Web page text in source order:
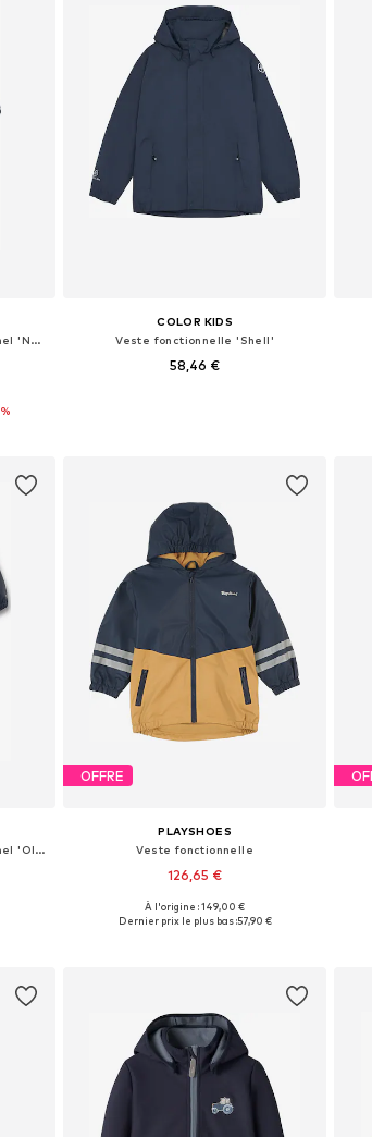
Coupe regular Costume fonctionnel 'NMNSnow10'
COLOR KIDS
Veste fonctionnelle 'Shell'
58,46 €
Coupe regular Costume fonctionnel 'Ola'
OFFRE
PLAYSHOES
Veste fonctionnelle
126,65 €
Disponible en plusieurs tailles
À l'origine : 149,00 €
Dernier prix le plus bas :57,90 €